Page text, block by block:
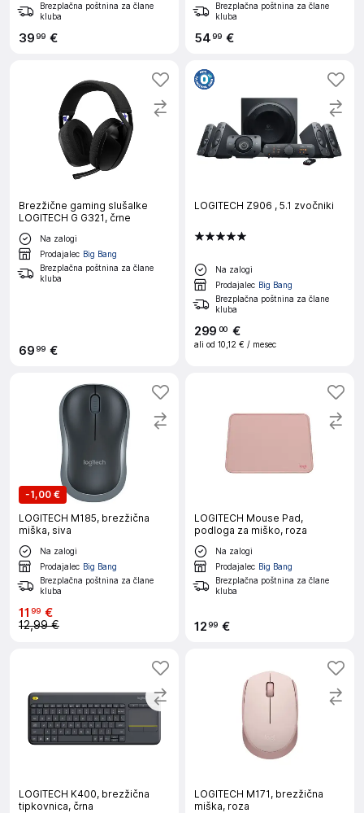
Brezplačna poštnina za člane
kluba
3999 €
Brezplačna poštnina za člane
kluba
5499 €
Brezžične gaming slušalke
LOGITECH G G321, črne
Na zalogi
Prodajalec Big Bang
Brezplačna poštnina za člane
kluba
6999 €
LOGITECH Z906 , 5.1 zvočniki
Na zalogi
Prodajalec Big Bang
Brezplačna poštnina za člane
kluba
299 00 €
ali od 10,12 € / mesec
-1,00 €
LOGITECH M185, brezžična
miška, siva
Na zalogi
Prodajalec Big Bang
Brezplačna poštnina za člane
kluba
11 99 €
12,99 €
LOGITECH Mouse Pad,
podloga za miško, roza
Na zalogi
Prodajalec Big Bang
Brezplačna poštnina za člane
kluba
1299 €
LOGITECH K400, brezžična
tipkovnica, črna
LOGITECH M171, brezžična
miška, roza